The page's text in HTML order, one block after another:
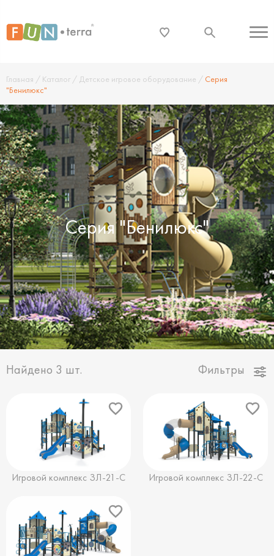
Главная / Каталог / Детское игровое оборудование / Серия
"Бенилюкс"
Серия "Бенилюкс"
Фильтры
Найдено 3 шт.
Игровой комплекс ЗЛ-21-С Игровой комплекс ЗЛ-22-С